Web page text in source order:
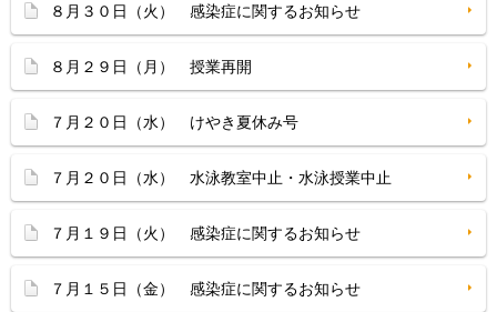
８月３０日（火） 感染症に関するお知らせ
８月２９日（月） 授業再開
７月２０日（水） けやき夏休み号
７月２０日（水） 水泳教室中止・水泳授業中止
７月１９日（火） 感染症に関するお知らせ
７月１５日（金） 感染症に関するお知らせ